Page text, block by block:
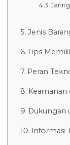
Jenis
Tips
Peran
Dukungan
Informasi